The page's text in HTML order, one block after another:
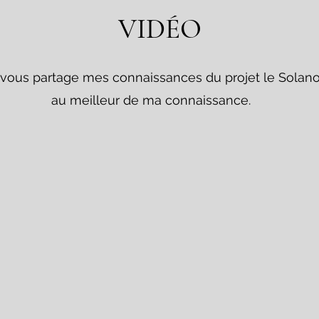
VIDÉO
partage mes connaissances du projet le
au meilleur de ma connaissance.